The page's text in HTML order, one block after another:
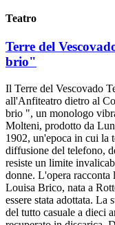
Teatro
Terre del
brio"
Il Terre del Vescovado
all'Anfiteatro dietro al
brio ", un monologo
Molteni, prodotto da
1902, un'epoca in cui la
diffusione del telefono,
resiste un limite
donne. L'opera racconta
Louisa Brico, nata a
essere stata adottata. La
del tutto casuale a dieci